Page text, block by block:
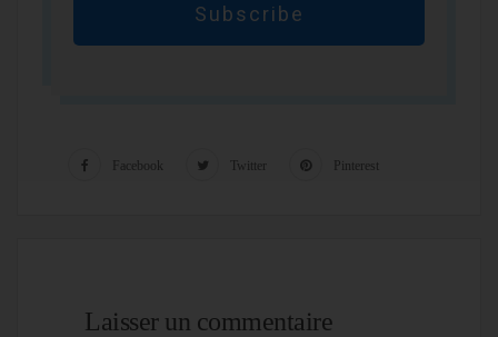
Subscribe
Facebook Twitter Pinterest
Laisser un commentaire